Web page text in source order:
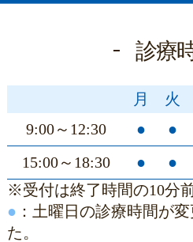
診療
月 火
9:00～12:30
● ●
15:00～18:30
● ●
※受付は終了時間の10分
● ：土曜日の診療時間が
た。